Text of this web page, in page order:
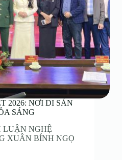
2026: NƠI DI SẢN
SÁNG
LUẬN NGHỆ
XUÂN BÍNH NGỌ